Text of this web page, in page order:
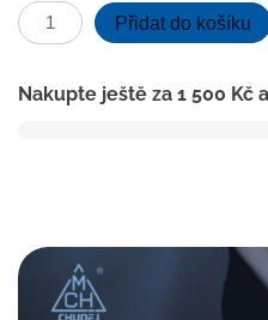
Podlahový
linear.
450
nerez.
rámečkem
množství
Přidat do košíku
Nakupte ještě za 1 500 Kč